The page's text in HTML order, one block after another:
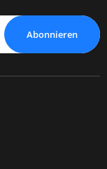
Abonnieren